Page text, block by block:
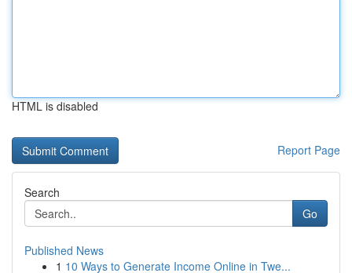
HTML is disabled
Report Page
Search
Go
Published News
1 10 Ways to Generate Income Online in Twe...